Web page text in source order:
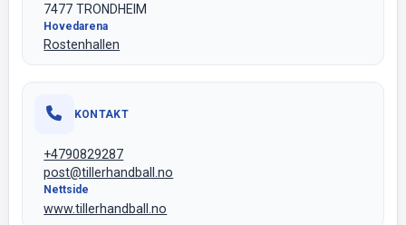
7477 TRONDHEIM
Hovedarena
Rostenhallen
KONTAKT
+4790829287
post@tillerhandball.no
Nettside
www.tillerhandball.no